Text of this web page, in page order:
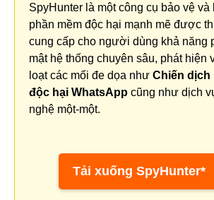
SpyHunter là một công cụ bảo vệ và
phần mềm độc hại mạnh mẽ được
cung cấp cho người dùng khả năng
mật hệ thống chuyên sâu, phát hiện
loạt các mối đe dọa như Chiến dịch
độc hại WhatsApp cũng như dịch
nghệ một-một.
Tải xuống SpyHunter*